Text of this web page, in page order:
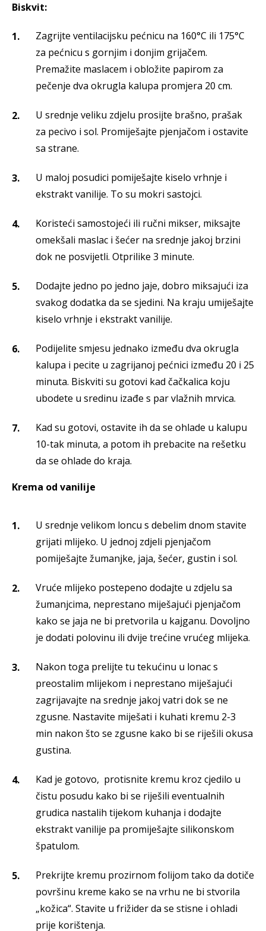
Biskvit:
Zagrijte ventilacijsku pećnicu na 160°C ili 175°C
za pećnicu s gornjim i donjim grijačem.
Premažite maslacem i obložite papirom za
pečenje dva okrugla kalupa promjera 20 cm.
U srednje veliku zdjelu prosijte brašno, prašak
za pecivo i sol. Promiješajte pjenjačom i ostavite
sa strane.
U maloj posudici pomiješajte kiselo vrhnje i
ekstrakt vanilije. To su mokri sastojci.
Koristeći samostojeći ili ručni mikser, miksajte
omekšali maslac i šećer na srednje jakoj brzini
dok ne posvijetli. Otprilike 3 minute.
Dodajte jedno po jedno jaje, dobro miksajući iza
svakog dodatka da se sjedini. Na kraju umiješajte
kiselo vrhnje i ekstrakt vanilije.
Podijelite smjesu jednako između dva okrugla
kalupa i pecite u zagrijanoj pećnici između 20 i 25
minuta. Biskviti su gotovi kad čačkalica koju
ubodete u sredinu izađe s par vlažnih mrvica.
Kad su gotovi, ostavite ih da se ohlade u kalupu
10-tak minuta, a potom ih prebacite na rešetku
da se ohlade do kraja.
Krema od vanilije
U srednje velikom loncu s debelim dnom stavite
grijati mlijeko. U jednoj zdjeli pjenjačom
pomiješajte žumanjke, jaja, šećer, gustin i sol.
Vruće mlijeko postepeno dodajte u zdjelu sa
žumanjcima, neprestano miješajući pjenjačom
kako se jaja ne bi pretvorila u kajganu. Dovoljno
je dodati polovinu ili dvije trećine vrućeg mlijeka.
Nakon toga prelijte tu tekućinu u lonac s
preostalim mlijekom i neprestano miješajući
zagrijavajte na srednje jakoj vatri dok se ne
zgusne. Nastavite miješati i kuhati kremu 2-3
min nakon što se zgusne kako bi se riješili okusa
gustina.
Kad je gotovo, protisnite kremu kroz cjedilo u
čistu posudu kako bi se riješili eventualnih
grudica nastalih tijekom kuhanja i dodajte
ekstrakt vanilije pa promiješajte silikonskom
špatulom.
Prekrijte kremu prozirnom folijom tako da dotiče
površinu kreme kako se na vrhu ne bi stvorila
„kožica“. Stavite u frižider da se stisne i ohladi
prije korištenja.